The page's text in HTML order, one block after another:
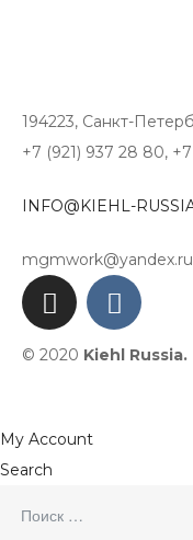
194223, Санкт-
+7 (921) 937 28 80,
INFO@KIEHL-
mgmwork@yandex.ru
© 2020 Kiehl Russia.
My Account
Search